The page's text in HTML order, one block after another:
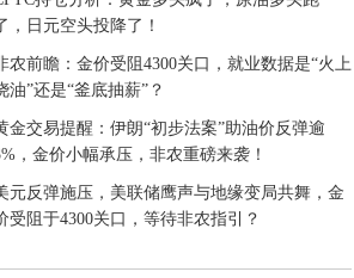
，日元空头投降了！
农前瞻：金价受阻4300关口，就业数据是“火上
油”还是“釜底抽薪”？
金交易提醒：伊朗“初步法案”助油价反弹逾
，金价小幅承压，非农重磅来袭！
元反弹施压，美联储鹰声与地缘变局共舞，金
受阻于4300关口，等待非农指引？